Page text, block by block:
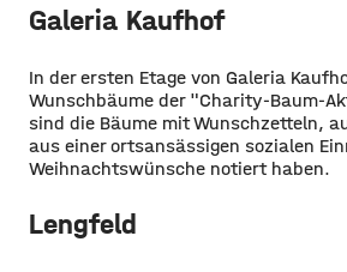
Galeria Kaufhof
In der ersten Etage von Galeria
Wunschbäume der "Charity-Baum-
sind die Bäume mit Wunschzetteln,
aus einer ortsansässigen sozialen
Weihnachtswünsche notiert haben.
Lengfeld